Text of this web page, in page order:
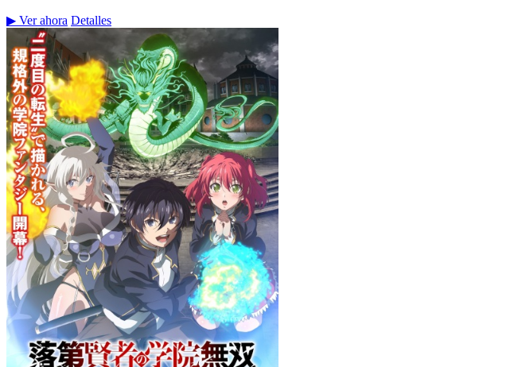
▶ Ver ahora Detalles